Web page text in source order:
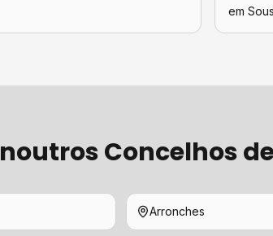
em
noutros Concelhos
Arronches